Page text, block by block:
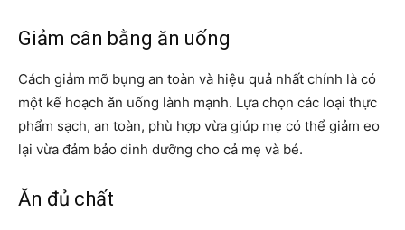
Giảm cân bằng ăn uống
Cách giảm mỡ bụng an toàn và hiệu quả nhất chính là có
một kế hoạch ăn uống lành mạnh. Lựa chọn các loại thực
phẩm sạch, an toàn, phù hợp vừa giúp mẹ có thể giảm eo
lại vừa đảm bảo dinh dưỡng cho cả mẹ và bé.
Ăn đủ chất